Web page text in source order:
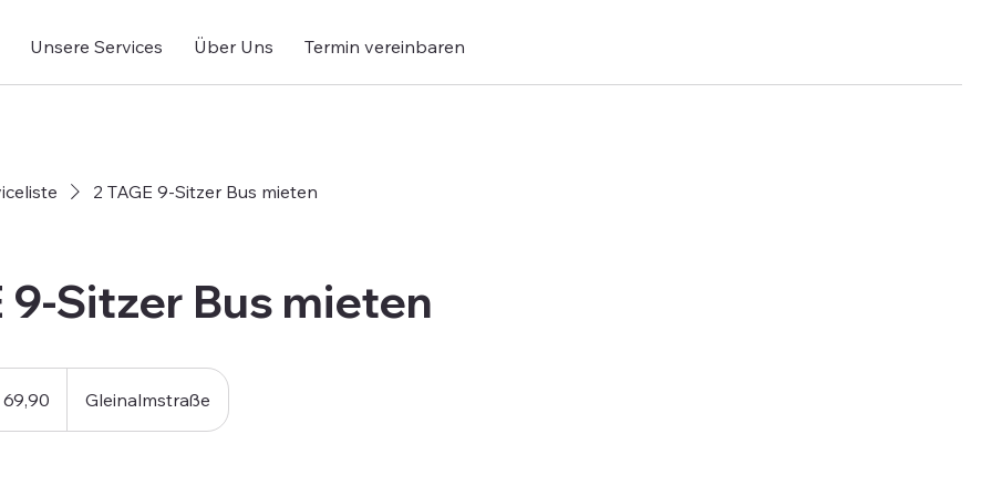
Unsere Services Über Uns Termin vereinbaren
2 TAGE 9-Sitzer Bus mieten
9-Sitzer Bus mieten
Gleinalmstraße